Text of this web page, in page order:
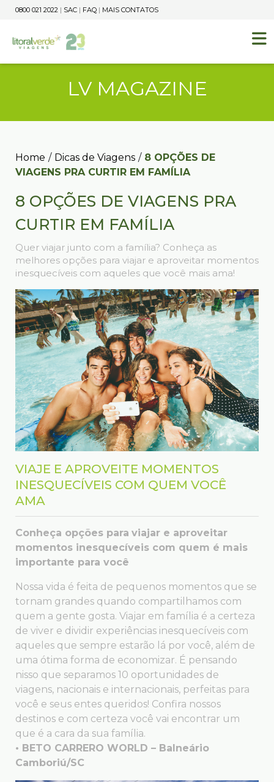
0800 021 2022 | SAC | FAQ | MAIS CONTATOS
LV MAGAZINE
Home / Dicas de Viagens / 8 OPÇÕES DE
VIAGENS PRA CURTIR EM FAMÍLIA
8 OPÇÕES DE VIAGENS PRA
CURTIR EM FAMÍLIA
Quer viajar junto com a família? Conheça as
melhores opções para viajar e aproveitar momentos
inesquecíveis com aqueles que você mais ama!
VIAJE E APROVEITE MOMENTOS
INESQUECÍVEIS COM QUEM VOCÊ
AMA
Conheça opções para viajar e aproveitar
momentos inesquecíveis com quem é mais
importante para você
Nossa vida é feita de pequenos momentos que se
tornam grandes quando compartilhamos com
quem a gente gosta. Viajar em família é a certeza
de viver e dividir experiências inesquecíveis com
aqueles que sempre estarão lá por você, além de
uma ótima forma de economizar. É pensando
nisso que separamos 10 oportunidades de
viagens, nacionais e internacionais, perfeitas para
você e seus entes queridos! Confira nossos
destinos e com certeza você vai encontrar um
que é a cara da sua família.
• BETO CARRERO WORLD – Balneário
Camboriú/SC